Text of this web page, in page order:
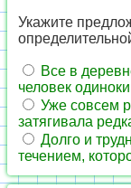
Укажите
Все в
человек
Уже совсем
затягивала
Долго и
течением,